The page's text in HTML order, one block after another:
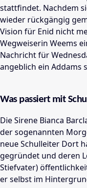
stattfindet. Nachdem
wieder rückgängig
Vision für Enid nicht
Wegweiserin Weems
Nachricht für
angeblich ein Addams
Was passiert mit
Die Sirene Bianca
der sogenannten
neue Schulleiter Dort
gegründet und deren
Stiefvater)
er selbst im